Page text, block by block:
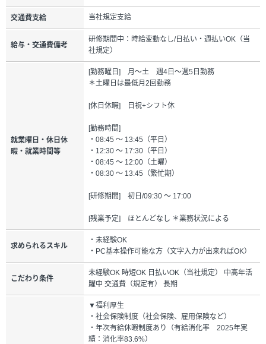
交通費支給 当社規定支給
給与・交通費備考
研修期間中：時給変動なし/日払い・週払いOK（当
社規定）
就業曜日・休日休
暇・就業時間等
[勤務曜日] 月～土 週4日～週5日勤務
＊土曜日は最低月2回勤務
[休日休暇] 日祝+シフト休
[勤務時間]
・08:45 ～ 13:45（平日）
・12:30 ～ 17:30（平日）
・08:45 ～ 12:00（土曜）
・08:30 ～ 13:45（繁忙期）
[研修期間] 初日/09:30 ～ 17:00
[残業予定] ほとんどなし ＊業務状況による
求められるスキル
・未経験OK
・PC基本操作可能な方（文字入力が出来ればOK）
こだわり条件
未経験OK 時短OK 日払いOK（当社規定） 中高年活
躍中 交通費（規定有） 長期
▼福利厚生
・社会保険制度（社会保険、雇用保険など）
・年次有給休暇制度あり（有給消化率 2025年実
績：消化率83.6%）